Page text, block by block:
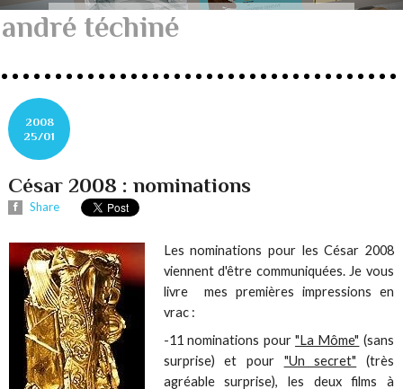
andré téchiné
2008
25/01
César 2008 : nominations
Share
Les nominations pour les César 2008
viennent d'être communiquées. Je vous
livre mes premières impressions en
vrac :
-11 nominations pour "La Môme" (sans
surprise) et pour "Un secret" (très
agréable surprise), les deux films à